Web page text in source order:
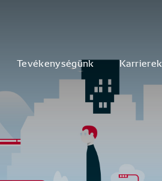
Tevékenységünk Karrierek